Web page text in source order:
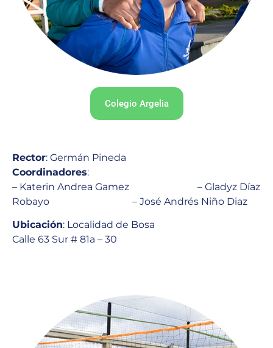
Colegio Argelia
Rector: Germán Pineda
Coordinadores:
– Katerin Andrea Gamez – Gladyz Díaz
Robayo – José Andrés Niño Diaz
Ubicación: Localidad de Bosa
Calle 63 Sur # 81a – 30